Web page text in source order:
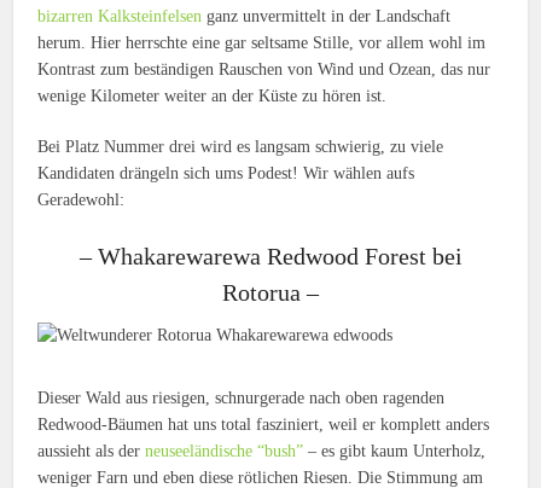
bizarren Kalksteinfelsen ganz unvermittelt in der Landschaft
herum. Hier herrschte eine gar seltsame Stille, vor allem wohl im
Kontrast zum beständigen Rauschen von Wind und Ozean, das nur
wenige Kilometer weiter an der Küste zu hören ist.
Bei Platz Nummer drei wird es langsam schwierig, zu viele
Kandidaten drängeln sich ums Podest! Wir wählen aufs
Geradewohl:
– Whakarewarewa Redwood Forest bei
Rotorua –
Dieser Wald aus riesigen, schnurgerade nach oben ragenden
Redwood-Bäumen hat uns total fasziniert, weil er komplett anders
aussieht als derneuseeländische “bush” – es gibt kaum Unterholz,
weniger Farn und eben diese rötlichen Riesen. Die Stimmung am